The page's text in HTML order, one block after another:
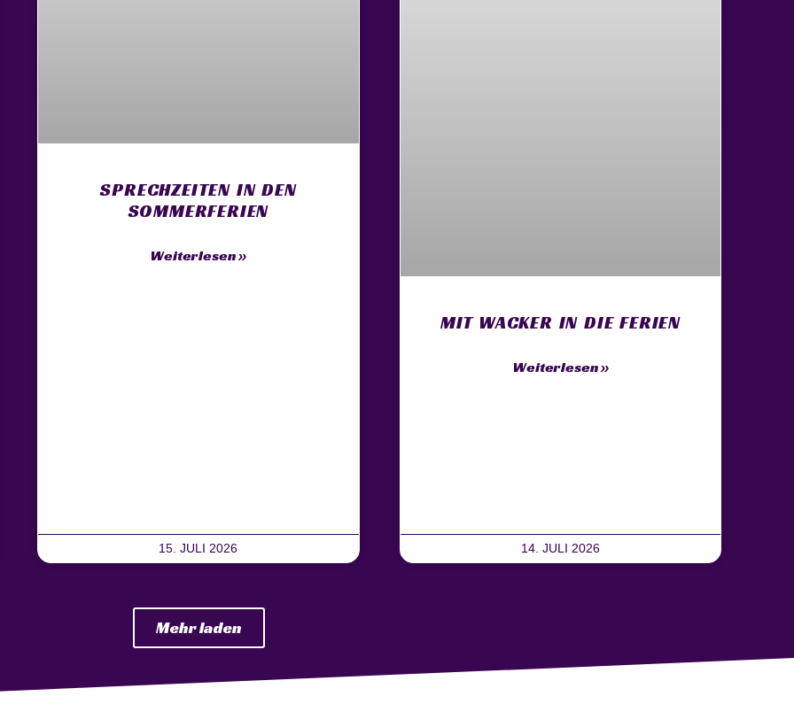
SPRECHZEITEN IN DEN
SOMMERFERIEN
Weiterlesen »
15. JULI 2026
MIT WACKER IN DIE FERIEN
Weiterlesen »
14. JULI 2026
Mehr laden